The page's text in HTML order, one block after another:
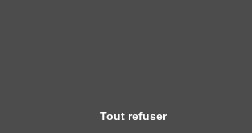
Tout refuser